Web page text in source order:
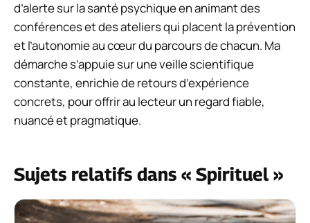
d’alerte sur la santé psychique en animant des
conférences et des ateliers qui placent la prévention
et l’autonomie au cœur du parcours de chacun. Ma
démarche s’appuie sur une veille scientifique
constante, enrichie de retours d’expérience
concrets, pour offrir au lecteur un regard fiable,
nuancé et pragmatique.
Sujets relatifs dans « Spirituel »